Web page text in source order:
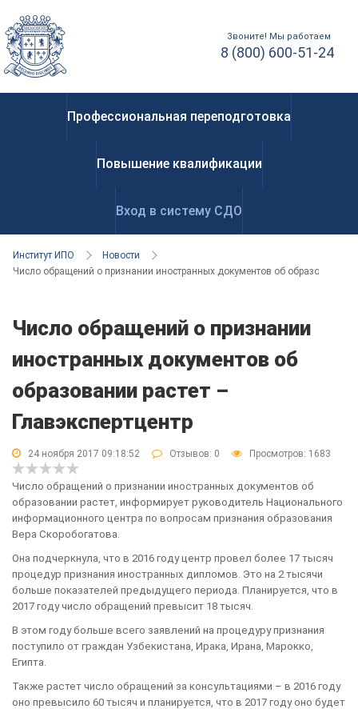
Звоните! Мы работаем
8 (800) 600-51-24
Профессиональная переподготовка
Повышение квалификации
Вход в систему СДО
Институт ИПО
Новости
Число обращений о признании иностранных документов об образовании
Число обращений о признании
иностранных документов об
образовании растет –
Главэкспертцентр
24 ноября 2017 09:18:52 Отзывов: 0 Просмотров: 1683
Число обращений о признании иностранных документов об
образовании растет, информирует руководитель Национального
информационного центра по вопросам признания образования
Вера Скоробогатова.
Она подчеркнула, что в 2016 году центр провел более 17 тысяч
процедур признания иностранных дипломов. Это на 2 тысячи
больше показателей предыдущего периода. Планируется, что в
2017 году число обращений превысит 18 тысяч.
В этом году больше всего заявлений на процедуру признания
поступило от граждан Узбекистана, Ирака, Ирана, Марокко,
Египта.
Также растет число обращений за консультациями – в 2016 году
оно превысило 60 тысяч и планируется, что в 2017 году оно будет